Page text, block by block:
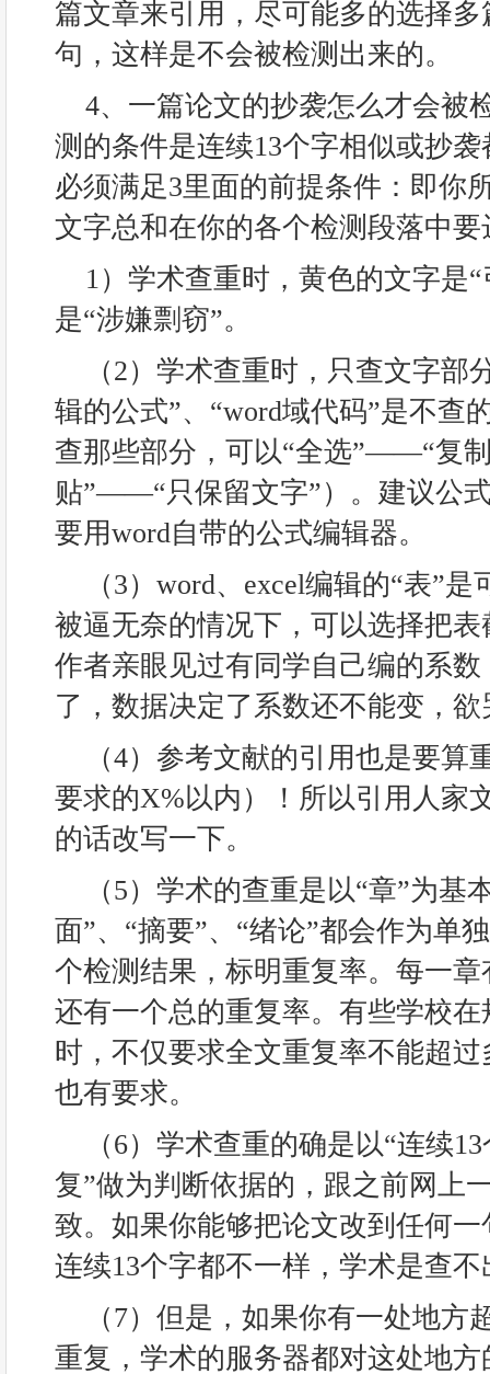
篇文章来引用，尽可能多的选择
句，这样是不会被检测出来的。
4、一篇论文的抄袭怎么才会被
测的条件是连续13个字相似或抄
必须满足3里面的前提条件：即你
文字总和在你的各个检测段落中要
1）学术查重时，黄色的文字是
是“涉嫌剽窃”。
（2）学术查重时，只查文字部
辑的公式”、“word域代码”是不查
查那些部分，可以“全选”——“复
贴”——“只保留文字”）。建议公
要用word自带的公式编辑器。
（3）word、excel编辑的“表”
被逼无奈的情况下，可以选择把
作者亲眼见过有同学自己编的系
了，数据决定了系数还不能变，
（4）参考文献的引用也是要算
要求的X%以内）！所以引用人家
的话改写一下。
（5）学术的查重是以“章”为基
面”、“摘要”、“绪论”都会作为单
个检测结果，标明重复率。每一
还有一个总的重复率。有些学校
时，不仅要求全文重复率不能超
也有要求。
（6）学术查重的确是以“连续
复”做为判断依据的，跟之前网上
致。如果你能够把论文改到任何
连续13个字都不一样，学术是查不
（7）但是，如果你有一处地方
重复，学术的服务器都对这处地